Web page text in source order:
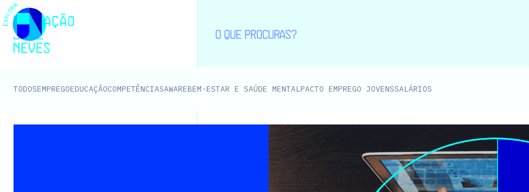
TODOSEMPREGOEDUCAÇÃOCOMPETÊNCIASAWAREBEM-ESTAR E SAÚDE MENTALPACTO EMPREGO JOVENSSALÁRIOS